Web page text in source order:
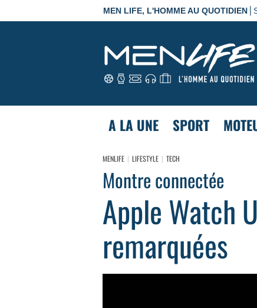
MEN LIFE, L'HOMME AU QUOTIDIEN |
A LA UNE SPORT
MENLIFE LIFESTYLE TECH
Montre connectée
Apple Watch
remarquées